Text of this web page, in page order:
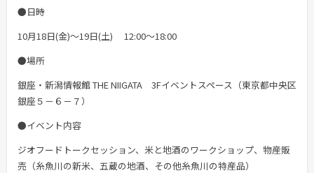
●日時
10月18日(金)～19日(土) 12:00～18:00
●場所
銀座・新潟情報館 THE NIIGATA 3Fイベントスペース（東京都中央区
銀座５－６－７）
●イベント内容
ジオフードトークセッション、米と地酒のワークショップ、物産販
売（糸魚川の新米、五蔵の地酒、その他糸魚川の特産品）